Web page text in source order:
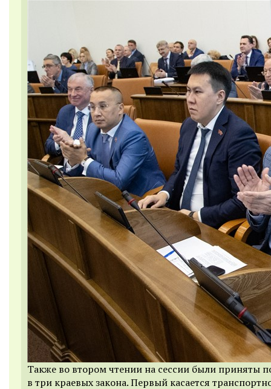
Также во втором чтении на сессии были приняты
в три краевых закона. Первый касается